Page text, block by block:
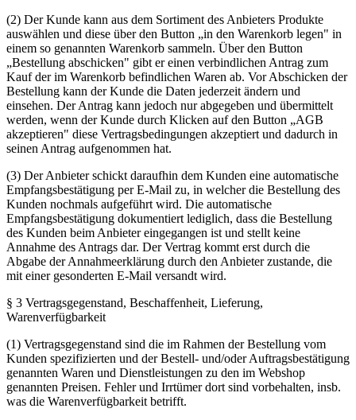
(2) Der Kunde kann aus dem Sortiment des Anbieters Produkte
auswählen und diese über den Button „in den Warenkorb legen" in
einem so genannten Warenkorb sammeln. Über den Button
„Bestellung abschicken" gibt er einen verbindlichen Antrag zum
Kauf der im Warenkorb befindlichen Waren ab. Vor Abschicken der
Bestellung kann der Kunde die Daten jederzeit ändern und
einsehen. Der Antrag kann jedoch nur abgegeben und übermittelt
werden, wenn der Kunde durch Klicken auf den Button „AGB
akzeptieren" diese Vertragsbedingungen akzeptiert und dadurch in
seinen Antrag aufgenommen hat.
(3) Der Anbieter schickt daraufhin dem Kunden eine automatische
Empfangsbestätigung per E-Mail zu, in welcher die Bestellung des
Kunden nochmals aufgeführt wird. Die automatische
Empfangsbestätigung dokumentiert lediglich, dass die Bestellung
des Kunden beim Anbieter eingegangen ist und stellt keine
Annahme des Antrags dar. Der Vertrag kommt erst durch die
Abgabe der Annahmeerklärung durch den Anbieter zustande, die
mit einer gesonderten E-Mail versandt wird.
§ 3 Vertragsgegenstand, Beschaffenheit, Lieferung,
Warenverfügbarkeit
(1) Vertragsgegenstand sind die im Rahmen der Bestellung vom
Kunden spezifizierten und der Bestell- und/oder Auftragsbestätigung
genannten Waren und Dienstleistungen zu den im Webshop
genannten Preisen. Fehler und Irrtümer dort sind vorbehalten, insb.
was die Warenverfügbarkeit betrifft.